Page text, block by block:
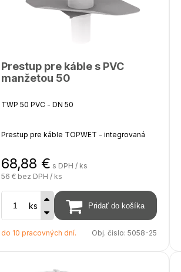
Prestup pre káble s PVC
manžetou 50
TWP 50 PVC - DN 50
Prestup pre káble TOPWET - integrovaná
izoláciu 200 mm, na objednávku možnosť
predĺženia až do 2000 mm
68,88 € s DPH / ks
56 € bez DPH / ks
ks
do 10 pracovných dní. Obj. čislo: 5058-25